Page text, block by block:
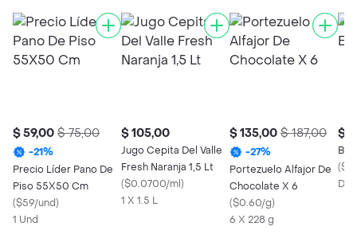
$ 59,00 $ 75,00
-21%
Precio Líder Pano De
Piso 55X50 Cm
($59/und)
1 Und
$ 105,00
Jugo Cepita Del Valle
Fresh Naranja 1,5 Lt
($0.0700/ml)
1 X 1.5 L
$ 135,00 $ 187,00
-27%
Portezuelo Alfajor De
Chocolate X 6
($0.60/g)
6 X 228 g
$
(